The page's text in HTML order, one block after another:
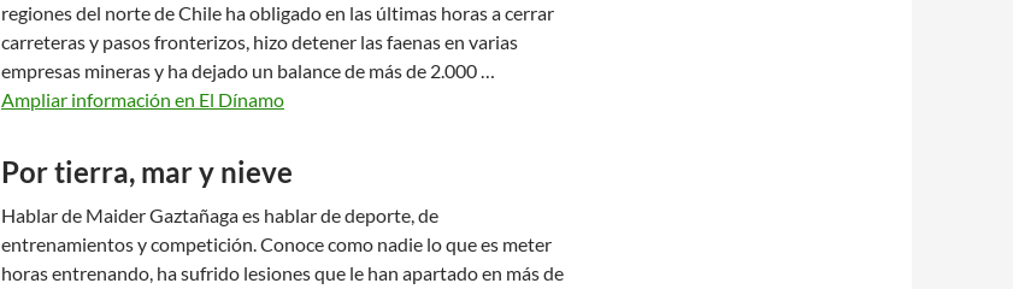
regiones del norte de Chile ha obligado en las últimas horas a cerrar
carreteras y pasos fronterizos, hizo detener las faenas en varias
empresas mineras y ha dejado un balance de más de 2.000 …
Ampliar información en El Dínamo
Por tierra, mar y nieve
Hablar de Maider Gaztañaga es hablar de deporte, de
entrenamientos y competición. Conoce como nadie lo que es meter
horas entrenando, ha sufrido lesiones que le han apartado en más de